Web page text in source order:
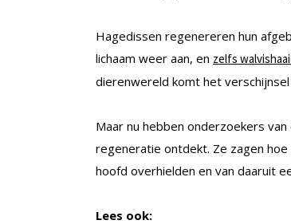
Hagedissen regenereren hun
lichaam weer aan, en zelfs
dierenwereld komt het
Maar nu hebben onderzoekers
regeneratie ontdekt. Ze zagen hoe
hoofd overhielden en van daaruit
Lees ook: